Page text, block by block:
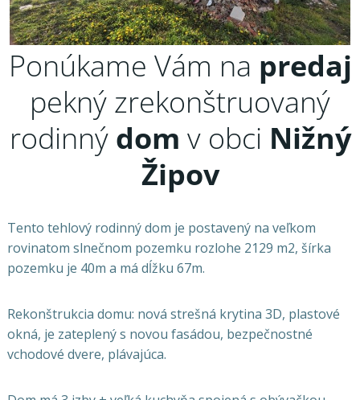
Ponúkame Vám na predaj
pekný zrekonštruovaný
rodinný dom v obci Nižný
Žipov
Tento tehlový rodinný dom je postavený na veľkom
rovinatom slnečnom pozemku rozlohe 2129 m2, šírka
pozemku je 40m a má dĺžku 67m.
Rekonštrukcia domu: nová strešná krytina 3D, plastové
okná, je zateplený s novou fasádou, bezpečnostné
vchodové dvere, plávajúca.